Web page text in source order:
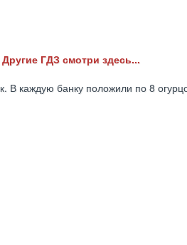
Другие ГДЗ смотри здесь...
В каждую банку положили по 8